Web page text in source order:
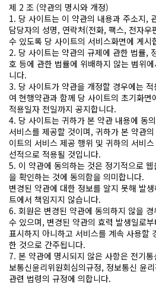
제 2 조 (약관의 명시와 개정)
1. 당 사이트는 이 약관의 내용과 주소지,
담당자의 성명, 연락처(전화, 팩스, 전자
수 있도록 당 사이트의 서비스화면에 게시
2. 당 사이트는 약관의 규제에 관한 법률,
호 등에 관한 법률에 위배하지 않는 범위
니다.
3. 당 사이트가 약관을 개정할 경우에는
여 현행약관과 함께 당 사이트의 초기화
적용일자 전일까지 공지합니다.
4. 당 사이트는 귀하가 본 약관 내용에 동
서비스를 제공할 것이며, 귀하가 본 약관
이트의 서비스 제공 행위 및 귀하의 서비
선적으로 적용될 것입니다.
5. 이 약관에 동의하는 것은 정기적으로
을 확인하는 것에 동의함을 의미합니다.
변경된 약관에 대한 정보를 알지 못해 발
트에서 책임지지 않습니다.
6. 회원은 변경된 약관에 동의하지 않을
수 있으며, 변경된 약관의 효력 발생일로
표시하지 아니하고 서비스를 계속 사용할
한 것으로 간주됩니다.
7. 본 약관에 명시되지 않은 사항은 전기
보통신윤리위원회심의규정, 정보통신 윤
관련 법령의 규정에 의합니다.